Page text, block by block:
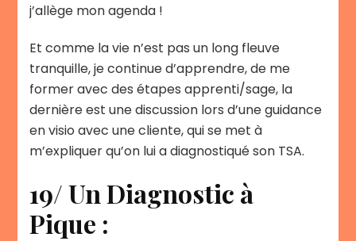
j’allège mon agenda !
Et comme la vie n’est pas un long fleuve
tranquille, je continue d’apprendre, de me
former avec des étapes apprenti/sage, la
dernière est une discussion lors d’une guidance
en visio avec une cliente, qui se met à
m’expliquer qu’on lui a diagnostiqué son TSA.
19/ Un Diagnostic à
Pique :